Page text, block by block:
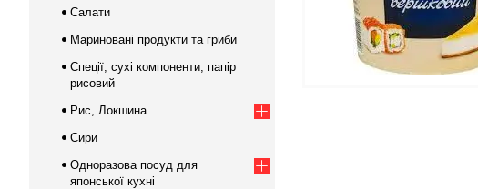
Салати
Мариновані продукти та гриби
Спеції, сухі компоненти, папір
рисовий
Рис, Локшина
Сири
Одноразова посуд для
японської кухні